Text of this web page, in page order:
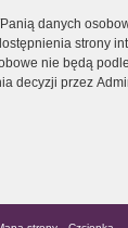
danych
strony
nie będą
decyzji przez